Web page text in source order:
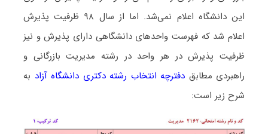
این دانشگاه اعلام نمی‌شد. اما از سال ۹۸ ظرفیت پذیرش
اعلام شد که فهرست واحدهای دانشگاهی دارای پذیرش و نیز
ظرفیت پذیرش در هر واحد در رشته ﻣﺪﻳﺮﻳﺖ ﺑﺎزرﮔﺎنی و
راﻫﺒﺮدی مطابق دفترچه انتخاب رشته دکتری دانشگاه آزاد به
شرح زیر است: